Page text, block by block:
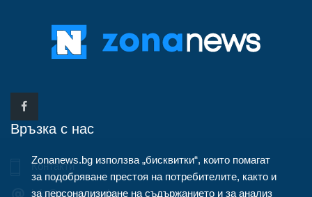
Връзка с нас
Контакти
info@zonanews.bg
Zonanews.bg използва „бисквитки“, които помагат
за подобряване престоя на потребителите, както и
за персонализиране на съдържанието и за анализ